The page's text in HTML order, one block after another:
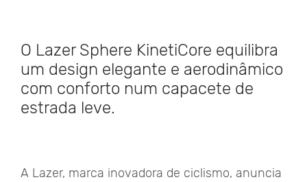
O Lazer Sphere KinetiCore equilibra
um design elegante e aerodinâmico
com conforto num capacete de
estrada leve.
A Lazer, marca inovadora de ciclismo, anuncia